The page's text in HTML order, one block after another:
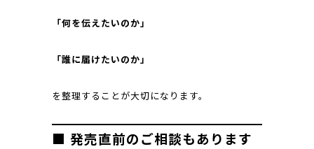
「何を伝えたいのか」
「誰に届けたいのか」
を整理することが大切になります。
■ 発売直前のご相談もあります